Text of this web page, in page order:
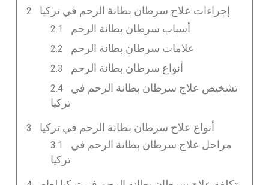
إجراءات علاج سرطان بطانة الرحم في تركيا
أسباب سرطان بطانة الرحم
علامات سرطان بطانة الرحم
أنواع سرطان بطانة الرحم
تشخيص علاج سرطان بطانة الرحم في
تركيا
أنواع علاج سرطان بطانة الرحم في تركيا
مراحل علاج سرطان بطانة الرحم في
تركيا